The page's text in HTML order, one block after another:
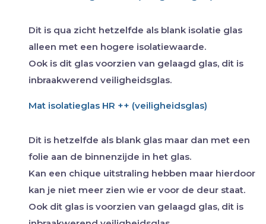
Dit is qua zicht hetzelfde als blank isolatie glas
alleen met een hogere isolatiewaarde.
Ook is dit glas voorzien van gelaagd glas, dit is
inbraakwerend veiligheidsglas.
Mat isolatieglas HR ++ (veiligheidsglas)
Dit is hetzelfde als blank glas maar dan met een
folie aan de binnenzijde in het glas.
Kan een chique uitstraling hebben maar hierdoor
kan je niet meer zien wie er voor de deur staat.
Ook dit glas is voorzien van gelaagd glas, dit is